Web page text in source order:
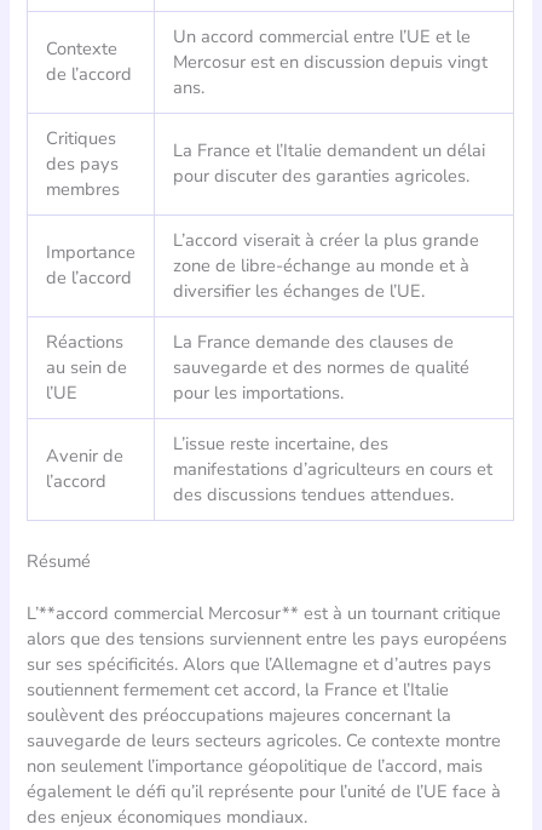
Contexte
de l’accord
Un accord commercial entre l’UE et le
Mercosur est en discussion depuis vingt
ans.
Critiques
des pays
membres
La France et l’Italie demandent un délai
pour discuter des garanties agricoles.
Importance
de l’accord
L’accord viserait à créer la plus grande
zone de libre-échange au monde et à
diversifier les échanges de l’UE.
Réactions
au sein de
l’UE
La France demande des clauses de
sauvegarde et des normes de qualité
pour les importations.
Avenir de
l’accord
L’issue reste incertaine, des
manifestations d’agriculteurs en cours et
des discussions tendues attendues.
Résumé
L’**accord commercial Mercosur** est à un tournant critique
alors que des tensions surviennent entre les pays européens
sur ses spécificités. Alors que l’Allemagne et d’autres pays
soutiennent fermement cet accord, la France et l’Italie
soulèvent des préoccupations majeures concernant la
sauvegarde de leurs secteurs agricoles. Ce contexte montre
non seulement l’importance géopolitique de l’accord, mais
également le défi qu’il représente pour l’unité de l’UE face à
des enjeux économiques mondiaux.